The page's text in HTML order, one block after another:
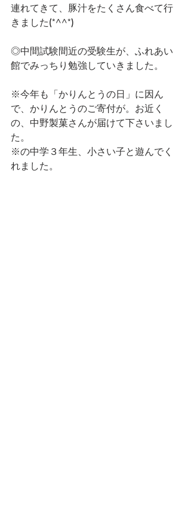
連れてきて、豚汁をたくさん食べて行
きました(*^^*)
◎中間試験間近の受験生が、ふれあい
館でみっちり勉強していきました。
※今年も「かりんとうの日」に因ん
で、かりんとうのご寄付が。お近く
の、中野製菓さんが届けて下さいまし
た。
※の中学３年生、小さい子と遊んでく
れました。